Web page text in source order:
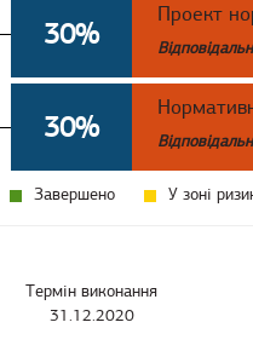
30%
Проект
30%
Завершено У зоні
Термін виконання
31.12.2020